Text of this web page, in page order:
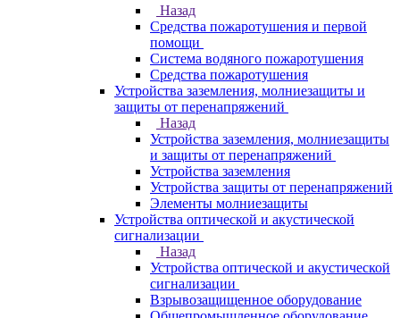
Назад
Средства пожаротушения и первой
помощи
Система водяного пожаротушения
Средства пожаротушения
Устройства заземления, молниезащиты и
защиты от перенапряжений
Назад
Устройства заземления, молниезащиты
и защиты от перенапряжений
Устройства заземления
Устройства защиты от перенапряжений
Элементы молниезащиты
Устройства оптической и акустической
сигнализации
Назад
Устройства оптической и акустической
сигнализации
Взрывозащищенное оборудование